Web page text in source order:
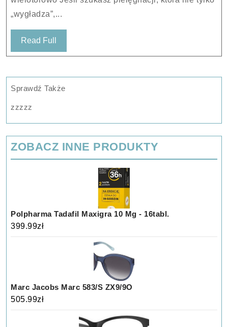
do
ml
„wygładza”,...
Read Full
Full
Sprawdź Także
zzzzz
ZOBACZ INNE PRODUKTY
Polpharma Tadafil Maxigra 10 Mg - 16tabl.
399.99zł
Marc Jacobs Marc 583/S ZX9/9O
505.99zł